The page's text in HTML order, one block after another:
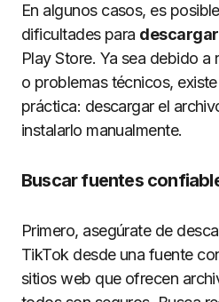
En algunos casos, es
dificultades para
Play Store. Ya sea debido a
o problemas técnicos,
práctica: descargar el
instalarlo manualmente.
Buscar fuentes
Primero, asegúrate de
TikTok desde una fuente
sitios web que ofrecen